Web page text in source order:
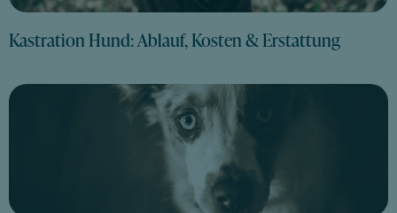
Kastration Hund: Ablauf, Kosten & Erstattung